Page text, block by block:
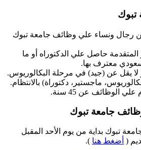
رجال ونساء علي وظائف جامعة تبوك
المتقدمة حاصل علي الدكتوراه أو ما
معترف بها.
لا يقل عن (جيد) في مرحلة البكالوريوس.
ماجستير، دكتوراة) بالانتظام.
الوظائف عن 45 سنة.
جامعة تبوك
تبوك بداية من يوم الأحد المقبل
أضغط هنا ).